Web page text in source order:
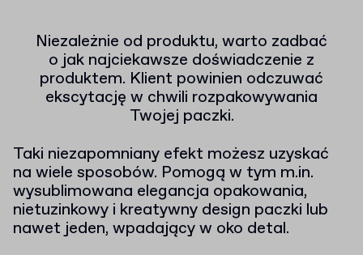
Niezależnie od produktu, warto zadbać
o jak najciekawsze doświadczenie z
produktem. Klient powinien odczuwać
ekscytację w chwili rozpakowywania
Twojej paczki.
Taki niezapomniany efekt możesz uzyskać
na wiele sposobów. Pomogą w tym m.in.
wysublimowana elegancja opakowania,
nietuzinkowy i kreatywny design paczki lub
nawet jeden, wpadający w oko detal.